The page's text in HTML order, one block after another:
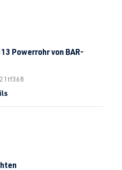
Powerrohr von BAR-